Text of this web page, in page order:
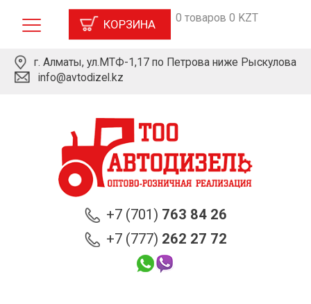
КОРЗИНА 0 товаров 0 KZT
г. Алматы, ул.МТФ-1,17 по Петрова ниже Рыскулова
info@avtodizel.kz
+7 (701) 763 84 26
+7 (777) 262 27 72